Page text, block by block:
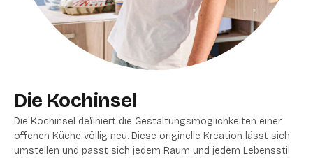
Die Kochinsel
Die Kochinsel definiert die Gestaltungsmöglichkeiten einer
offenen Küche völlig neu. Diese originelle Kreation lässt sich
umstellen und passt sich jedem Raum und jedem Lebensstil